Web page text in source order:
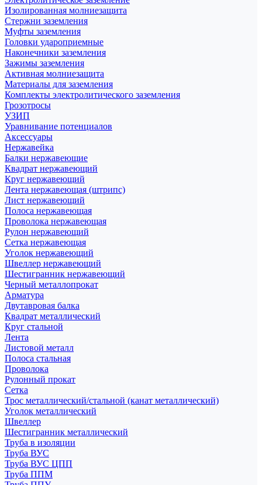
Изолированная молниезащита
Стержни заземления
Муфты заземления
Головки удароприемные
Наконечники заземления
Зажимы заземления
Активная молниезащита
Материалы для заземления
Комплекты электролитического заземления
Грозотросы
УЗИП
Уравнивание потенциалов
Аксессуары
Нержавейка
Балки нержавеющие
Квадрат нержавеющий
Круг нержавеющий
Лента нержавеющая (штрипс)
Лист нержавеющий
Полоса нержавеющая
Проволока нержавеющая
Рулон нержавеющий
Сетка нержавеющая
Уголок нержавеющий
Швеллер нержавеющий
Шестигранник нержавеющий
Черный металлопрокат
Арматура
Двутавровая балка
Квадрат металлический
Круг стальной
Лента
Листовой металл
Полоса стальная
Проволока
Рулонный прокат
Сетка
Трос металлический/стальной (канат металлический)
Уголок металлический
Швеллер
Шестигранник металлический
Труба в изоляции
Труба ВУС
Труба ВУС ЦПП
Труба ППМ